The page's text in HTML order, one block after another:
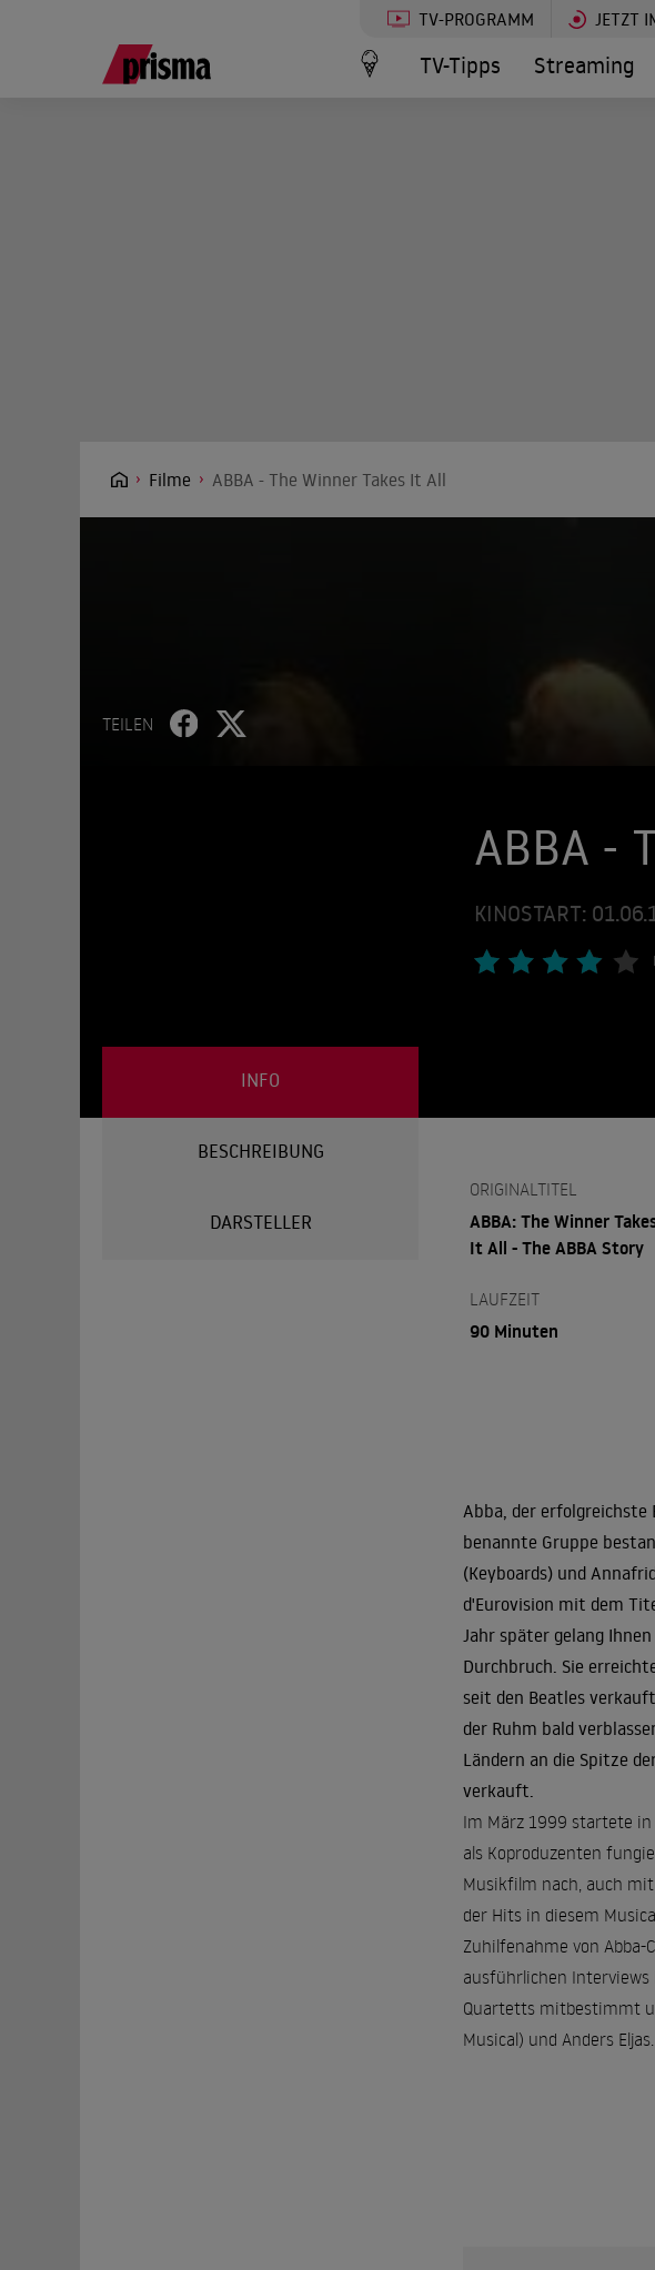
TV-PROGRAMM JETZT
TV-Tipps Streaming
Filme ABBA - The Winner Takes It All
TEILEN
ABBA -
KINOSTART:
INFO
BESCHREIBUNG
DARSTELLER
ORIGINALTITEL
ABBA: The Winner
It All - The ABBA Story
LAUFZEIT
90 Minuten
Abba, der erfolgreichste
benannte Gruppe
(Keyboards) und
d'Eurovision mit dem
Jahr später gelang
Durchbruch. Sie
seit den Beatles
der Ruhm bald
Ländern an die Spitze
verkauft.
Im März 1999 startete in
als Koproduzenten
Musikfilm nach, auch
der Hits in diesem
Zuhilfenahme von Abba-
ausführlichen Interviews
Quartetts mitbestimmt
Musical) und Anders Eljas.